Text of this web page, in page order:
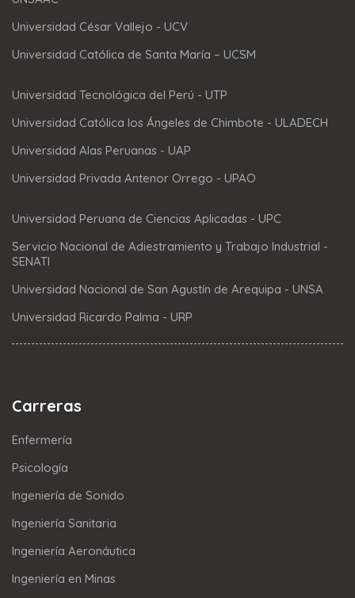
Universidad César Vallejo - UCV
Universidad Católica de Santa María – UCSM
Universidad Tecnológica del Perú - UTP
Universidad Católica los Ángeles de Chimbote - ULADECH
Universidad Alas Peruanas - UAP
Universidad Privada Antenor Orrego - UPAO
Universidad Peruana de Ciencias Aplicadas - UPC
Servicio Nacional de Adiestramiento y Trabajo Industrial -
SENATI
Universidad Nacional de San Agustín de Arequipa - UNSA
Universidad Ricardo Palma - URP
Carreras
Enfermería
Psicología
Ingeniería de Sonido
Ingeniería Sanitaria
Ingeniería Aeronáutica
Ingeniería en Minas